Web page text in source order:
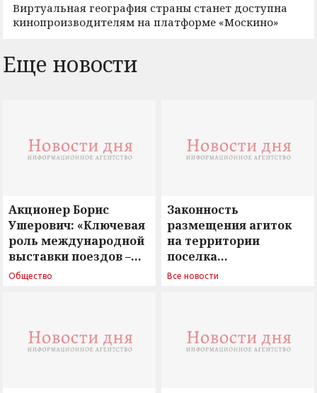
Виртуальная география страны станет доступна
кинопроизводителям на платформе «Москино»
Еще новости
Акционер Борис
Ушерович: «Ключевая
роль международной
выставки поездов –
поиск ответов на
Общество
Законность
размещения агиток
на территории
поселка
Новосергиевка
Все новости